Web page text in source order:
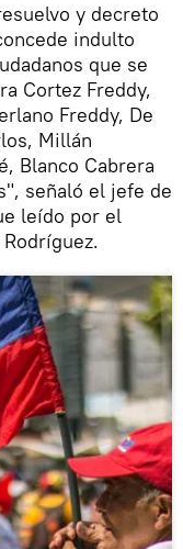
y decreto
indulto
que se
Cortez Freddy,
Freddy, De
Millán
Blanco Cabrera
señaló el jefe de
leído por el